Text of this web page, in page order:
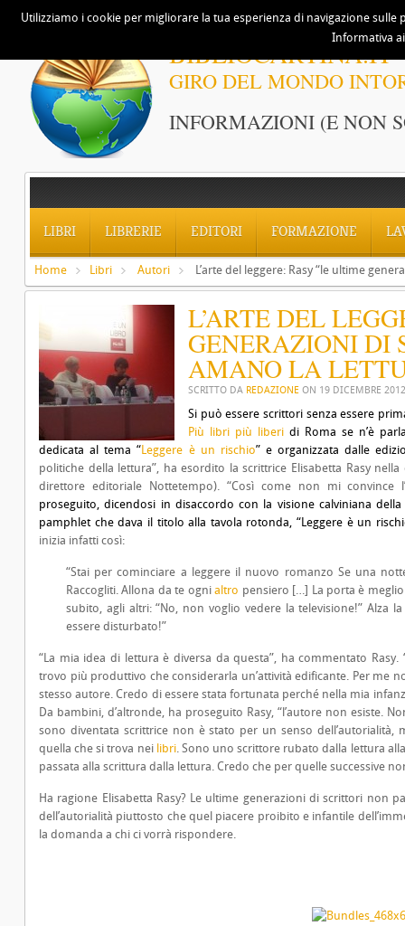
BIBLIOCARTINA.IT
GIRO DEL MONDO
INFORMAZIONI (E NON
LIBRI LIBRERIE EDITORI FORMAZIONE
Home Libri Autori L’arte del leggere: Rasy “le ultime
L’ARTE DEL
GENERAZIONI DI
AMANO LA
SCRITTO DA REDAZIONE ON 19 DICEMBRE 2012
Si può essere scrittori senza essere
Più libri più liberi di Roma se n’è
dedicata al tema “Leggere è un rischio” e organizzata dalle
politiche della lettura”, ha esordito la scrittrice Elisabetta Rasy
direttore editoriale Nottetempo). “Così come non mi convince
proseguito, dicendosi in disaccordo con la visione calviniana
pamphlet che dava il titolo alla tavola rotonda, “Leggere è un
inizia infatti così:
“Stai per cominciare a leggere il nuovo romanzo Se una
Raccogliti. Allona da te ognialtro pensiero […] La porta è meglio
subito, agli altri: “No, non voglio vedere la televisione!” Alza
essere disturbato!”
“La mia idea di lettura è diversa da questa”, ha commentato
trovo più produttivo che considerarla un’attività edificante. Per me
stesso autore. Credo di essere stata fortunata perché nella mia
Da bambini, d’altronde, ha proseguito Rasy, “l’autore non esiste.
sono diventata scrittrice non è stato per un senso dell’autorialità,
quella che si trova nei libri. Sono uno scrittore rubato dalla lettura
passata alla scrittura dalla lettura. Credo che per quelle successive
Ha ragione Elisabetta Rasy? Le ultime generazioni di scrittori non
dell’autorialità piuttosto che quel piacere proibito e infantile
la domanda a chi ci vorrà rispondere.
Utilizziamo i cookie per migliorare la tua esperienza di navigazione
Informativa ai